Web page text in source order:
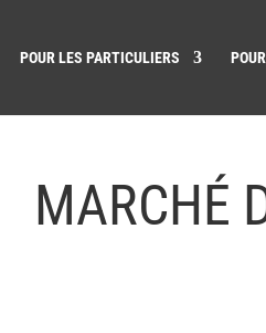
POUR LES PARTICULIERS
MARCHÉ